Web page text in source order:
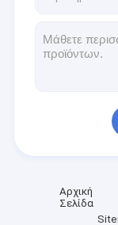
Αρχική
Σελίδα